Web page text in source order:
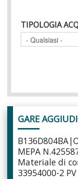
TIPOLOGIA
GARE
MEPA
Materiale di
33954000-2 PV
Pagine